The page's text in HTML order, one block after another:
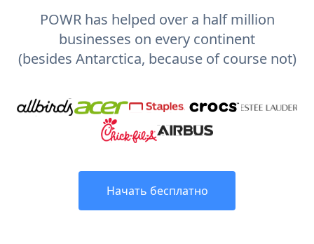
POWR has helped over a half million
businesses on every continent
(besides Antarctica, because of course not)
Начать бесплатно